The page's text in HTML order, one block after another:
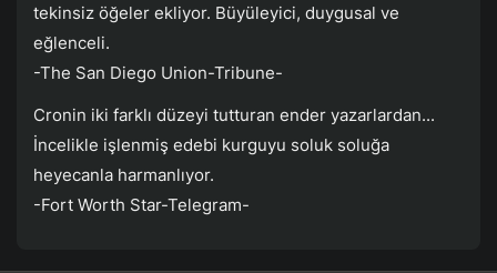
tekinsiz öğeler ekliyor. Büyüleyici, duygusal ve
eğlenceli.
-The San Diego Union-Tribune-
Cronin iki farklı düzeyi tutturan ender yazarlardan...
İncelikle işlenmiş edebi kurguyu soluk soluğa
heyecanla harmanlıyor.
-Fort Worth Star-Telegram-